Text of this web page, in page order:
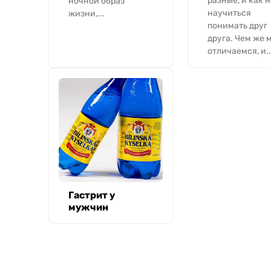
жизни,...
научиться
понимать друг
друга. Чем же
отличаемся,
Гастрит у
мужчин